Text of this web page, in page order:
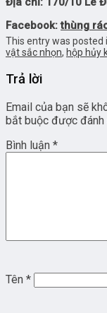
Facebook:thùng
This entry was posted
vật sắc nhọn, hộp hủy
Trả lời
Email của bạn sẽ
bắt buộc được đánh
Bình luận *
Tên *